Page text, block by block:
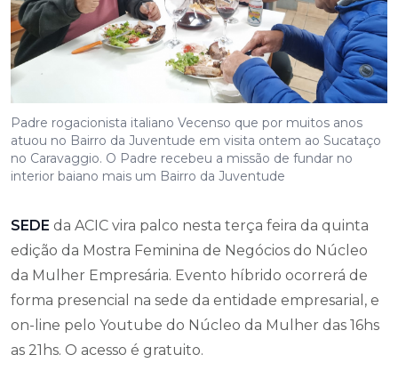
Padre rogacionista italiano Vecenso que por muitos anos
atuou no Bairro da Juventude em visita ontem ao Sucataço
no Caravaggio. O Padre recebeu a missão de fundar no
interior baiano mais um Bairro da Juventude
SEDE da ACIC vira palco nesta terça feira da quinta
edição da Mostra Feminina de Negócios do Núcleo
da Mulher Empresária. Evento híbrido ocorrerá de
forma presencial na sede da entidade empresarial, e
on-line pelo Youtube do Núcleo da Mulher das 16hs
as 21hs. O acesso é gratuito.